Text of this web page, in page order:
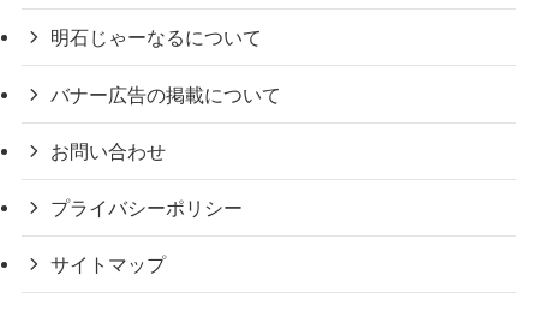
明石じゃーなるについて
バナー広告の掲載について
お問い合わせ
プライバシーポリシー
サイトマップ